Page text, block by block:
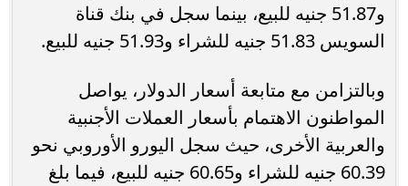
و51.87 جنيه للبيع، بينما سجل في بنك قناة
السويس 51.83 جنيه للشراء و51.93 جنيه للبيع.
وبالتزامن مع متابعة أسعار الدولار، يواصل
المواطنون الاهتمام بأسعار العملات الأجنبية
والعربية الأخرى، حيث سجل اليورو الأوروبي نحو
60.39 جنيه للشراء و60.65 جنيه للبيع، فيما بلغ